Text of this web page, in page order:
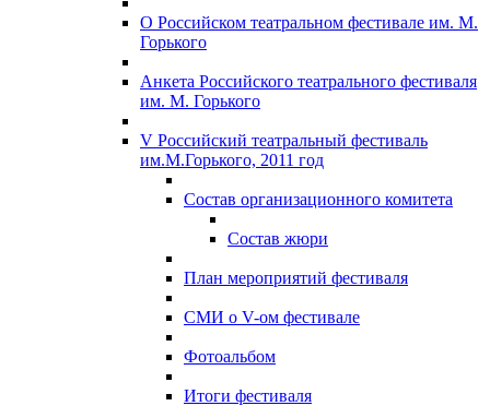
О Российском театральном фестивале им. М.
Горького
Анкета Российского театрального фестиваля
им. М. Горького
V Российский театральный фестиваль
им.М.Горького, 2011 год
Состав организационного комитета
Состав жюри
План мероприятий фестиваля
СМИ о V-ом фестивале
Фотоальбом
Итоги фестиваля